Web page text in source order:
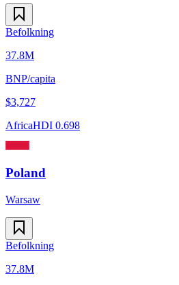
Befolkning
37.8M
BNP/capita
$3,727
AfricaHDI 0.698
Poland
Warsaw
Befolkning
37.8M